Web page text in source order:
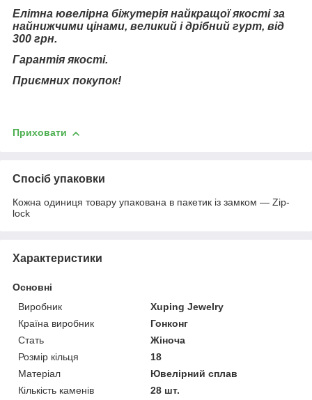
Елітна ювелірна біжутерія найкращої якості за
найнижчими цінами, великий і дрібний гурт, від
300 грн.
Гарантія якості.
Приємних покупок!
Приховати
Спосіб упаковки
Кожна одиниця товару упакована в пакетик із замком — Zip-
lock
Характеристики
Основні
Виробник
Xuping Jewelry
Країна виробник
Гонконг
Стать
Жіноча
Розмір кільця
18
Матеріал
Ювелірний сплав
Кількість каменів
28 шт.